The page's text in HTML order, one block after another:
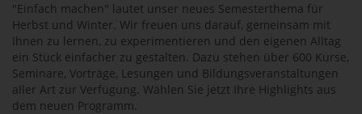
"Einfach machen" lautet unser neues Semesterthema für
Herbst und Winter. Wir freuen uns darauf, gemeinsam mit
Ihnen zu lernen, zu experimentieren und den eigenen Alltag
ein Stück einfacher zu gestalten. Dazu stehen über 600 Kurse,
Seminare, Vorträge, Lesungen und Bildungsveranstaltungen
aller Art zur Verfügung. Wählen Sie jetzt Ihre Highlights aus
dem neuen Programm.